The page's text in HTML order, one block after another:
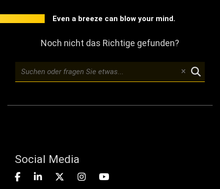
Even a breeze can blow your mind.
Noch nicht das Richtige gefunden?
Social Media